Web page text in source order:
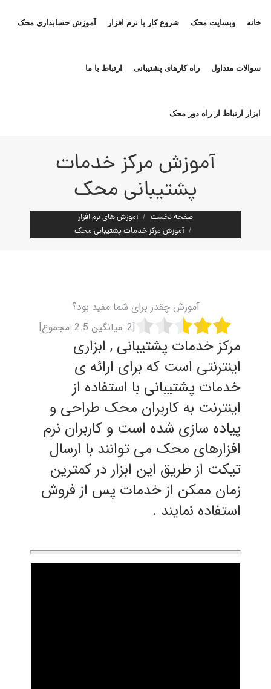
خانه وبسایت محک شروع کار با نرم افزار آموزش حسابداری محک
سوالات متداول راه کارهای پشتیبانی ارتباط با ما
ابزار ارتباط از راه دور محک
آموزش مرکز خدمات
پشتیبانی محک
مکان شما: صفحه نخست
آموزش های نرم افزار
آموزش مرکز خدمات پشتیبانی محک
آموزش چقدر برای شما مفید بود؟
[
2 :میانگین 2.5 :مجموع]
مرکز خدمات پشتیبانی , ابزاری
اینترنتی است که برای ارائه ی
خدمات پشتیبانی با استفاده از
اینترنت به کاربران محک طراحی و
پیاده سازی شده است و کاربران نرم
افزارهای محک می توانند با ارسال
تیکت از طریق این ابزار در کمترین
زمان ممکن از خدمات پس از فروش
استفاده نمایند .